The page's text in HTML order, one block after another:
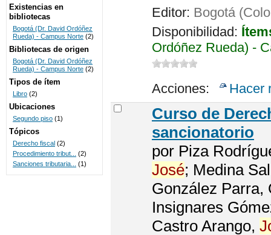
Editor: Bogotá
Disponibilidad:
Ordóñez Rueda) -
Acciones: Hacer
Curso de
sancionatorio
por Piza
José; Medina
González
Insignares
Castro Arango,
Existencias en
bibliotecas
Bogotá (Dr. David Ordóñez
Rueda) - Campus Norte (2)
Bibliotecas de origen
Bogotá (Dr. David Ordóñez
Rueda) - Campus Norte (2)
Tipos de ítem
Libro (2)
Ubicaciones
Segundo piso (1)
Tópicos
Derecho fiscal (2)
Procedimiento tribut...
(2)
Sanciones tributaria... (1)